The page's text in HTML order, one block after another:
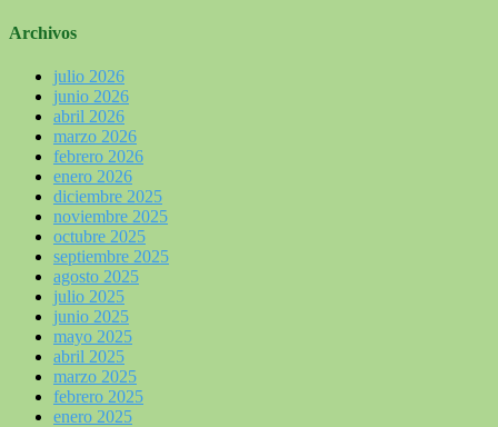
Archivos
julio 2026
junio 2026
abril 2026
marzo 2026
febrero 2026
enero 2026
diciembre 2025
noviembre 2025
octubre 2025
septiembre 2025
agosto 2025
julio 2025
junio 2025
mayo 2025
abril 2025
marzo 2025
febrero 2025
enero 2025